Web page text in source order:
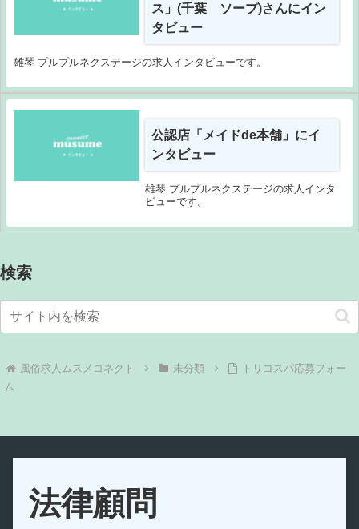
ス」(千葉 ソープ)さんにイン
タビュー
雄琴 プルプルネクステージの求人インタビューです。
公認店「メイドde本舗」にイ
ンタビュー
雄琴 プルプルネクステージの求人インタ
ビューです。
検索
未分類
トリコスパ応募フォー
ム
法律顧問